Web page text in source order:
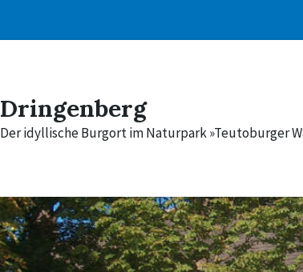
Dringenberg
Der idyllische Burgort im Naturpark »Teutoburger